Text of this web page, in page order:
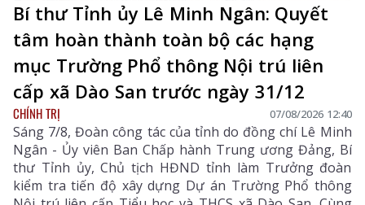
Bí thư Tỉnh ủy Lê Minh Ngân: Quyết
tâm hoàn thành toàn bộ các hạng
mục Trường Phổ thông Nội trú liên
cấp xã Dào San trước ngày 31/12
CHÍNH TRỊ 07/08/2026 12:40
Sáng 7/8, Đoàn công tác của tỉnh do đồng chí Lê Minh
Ngân - Ủy viên Ban Chấp hành Trung ương Đảng, Bí
thư Tỉnh ủy, Chủ tịch HĐND tỉnh làm Trưởng đoàn
kiểm tra tiến độ xây dựng Dự án Trường Phổ thông